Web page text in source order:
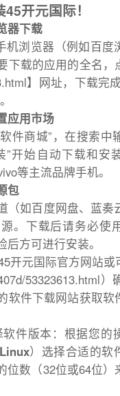
开元国际！
下载
机浏览器（例如百度
下载的应用的全名，
】网址，下载完
用市场
件商城”，在搜索中
”开始自动下载和安
等主流品牌手机。
包
（如百度网盘、蓝奏
。下载后请务必使
方可进行安装。
开元国际官方网站或
53323613.html）
软件下载网站获取软
件版本：根据您的
）选择合适的软
位数（32位或64位）